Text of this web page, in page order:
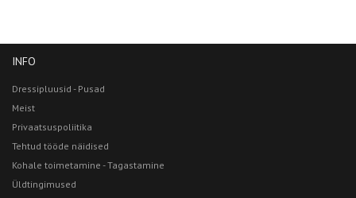
INFO
Dressipluusid - Pusad
Meist
Privaatsuspoliitika
Tehtud tööde näidised
Kohale toimetamine - Tagastamine
Üldtingimused